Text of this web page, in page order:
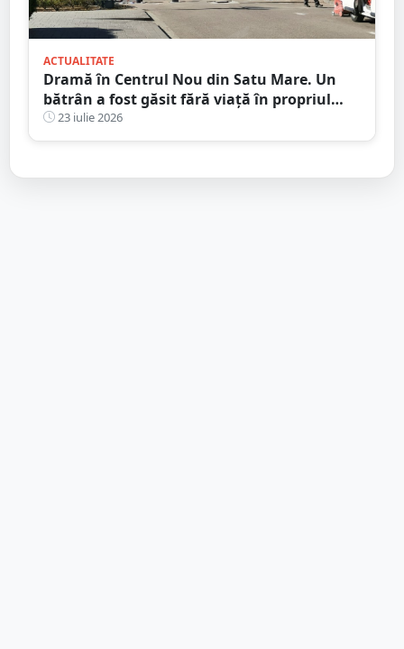
ACTUALITATE
Dramă în Centrul Nou din Satu Mare. Un
bătrân a fost găsit fără viață în propriul
apartament, după două zile în care nu a
mai răspuns la telefon
23 iulie 2026